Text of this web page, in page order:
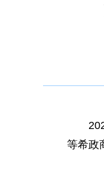
等希政